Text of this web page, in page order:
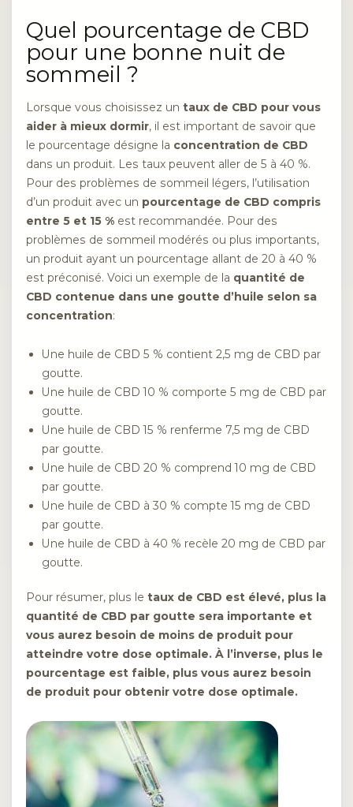
Quel pourcentage de CBD
pour une bonne nuit de
sommeil ?
Lorsque vous choisissez un taux de CBD pour vous
aider à mieux dormir, il est important de savoir que
le pourcentage désigne la concentration de CBD
dans un produit. Les taux peuvent aller de 5 à 40 %.
Pour des problèmes de sommeil légers, l’utilisation
d’un produit avec un pourcentage de CBD compris
entre 5 et 15 % est recommandée. Pour des
problèmes de sommeil modérés ou plus importants,
un produit ayant un pourcentage allant de 20 à 40 %
est préconisé. Voici un exemple de la quantité de
CBD contenue dans une goutte d’huile selon sa
concentration:
Une huile de CBD 5 % contient 2,5 mg de CBD par
goutte.
Une huile de CBD 10 % comporte 5 mg de CBD par
goutte.
Une huile de CBD 15 % renferme 7,5 mg de CBD
par goutte.
Une huile de CBD 20 % comprend 10 mg de CBD
par goutte.
Une huile de CBD à 30 % compte 15 mg de CBD
par goutte.
Une huile de CBD à 40 % recèle 20 mg de CBD par
goutte.
Pour résumer, plus le taux de CBD est élevé, plus la
quantité de CBD par goutte sera importante et
vous aurez besoin de moins de produit pour
atteindre votre dose optimale. À l’inverse, plus le
pourcentage est faible, plus vous aurez besoin
de produit pour obtenir votre dose optimale.